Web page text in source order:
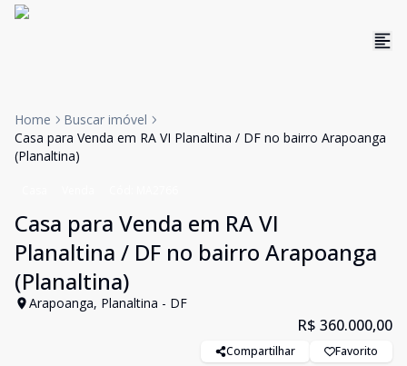
Home
Buscar imóvel
Casa para Venda em RA VI Planaltina / DF no bairro Arapoanga
(Planaltina)
Casa para Venda em RA VI
Planaltina / DF no bairro Arapoanga
(Planaltina)
Arapoanga, Planaltina - DF
R$ 360.000,00
Compartilhar Favorito